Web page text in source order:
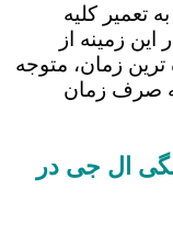
تعمیر کلیه
زمینه از
ترین زمان، متوجه
صرف زمان
ال جی در